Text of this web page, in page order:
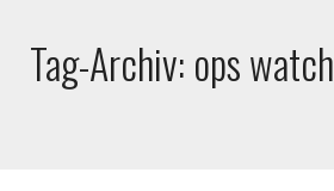
Tag-Archiv: ops watch